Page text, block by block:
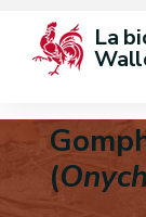
La
(